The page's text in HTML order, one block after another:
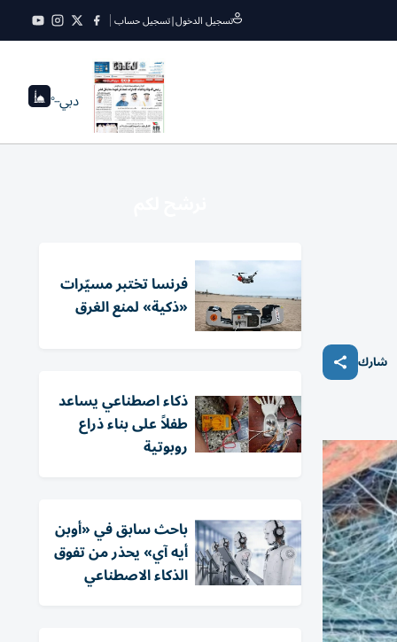
تسجيل الدخول|تسجيل حساب
دبي--°
شارك
فرنسا تختبر مسيّرات
«ذكية» لمنع الغرق
ذكاء اصطناعي يساعد
طفلاً على بناء ذراع
روبوتية
باحث سابق في «أوبن
أيه آي» يحذر من تفوق
الذكاء الاصطناعي